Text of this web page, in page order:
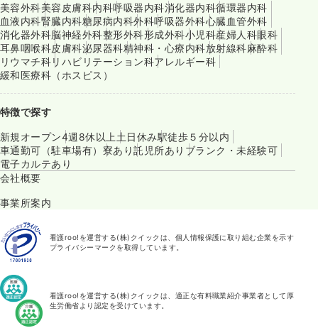
美容外科美容皮膚科内科呼吸器内科消化器内科循環器内科
血液内科腎臓内科糖尿病内科外科呼吸器外科心臓血管外科
消化器外科脳神経外科整形外科形成外科小児科産婦人科眼科
耳鼻咽喉科皮膚科泌尿器科精神科・心療内科放射線科麻酔科
リウマチ科リハビリテーション科アレルギー科
緩和医療科（ホスピス）
特徴で探す
新規オープン4週8休以上 土日休み駅徒歩５分以内
車通勤可（駐車場有） 寮あり託児所あり ブランク・未経験可
電子カルテあり
会社概要
事業所案内
看護roo!を運営する(株)クイックは、個人情報保護に取り組む企業を示す
プライバシーマークを取得しています。
看護roo!を運営する(株)クイックは、適正な有料職業紹介事業者として厚
生労働省より認定を受けています。